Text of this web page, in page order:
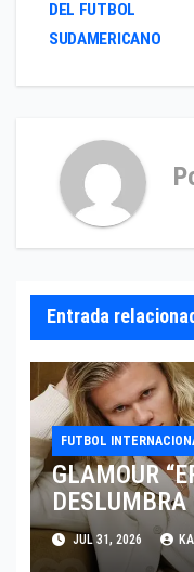
de
entradas
DEL FUTBOL
SUDAMERICANO
Entrada
FUTBOL
GLAMOUR
SARTORIA
TRAS EL
JUL 31, 2026